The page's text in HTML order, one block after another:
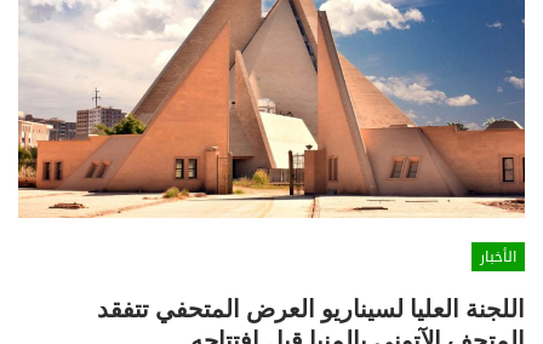
الأخبار
اللجنة العليا لسيناريو العرض المتحفي تتفقد